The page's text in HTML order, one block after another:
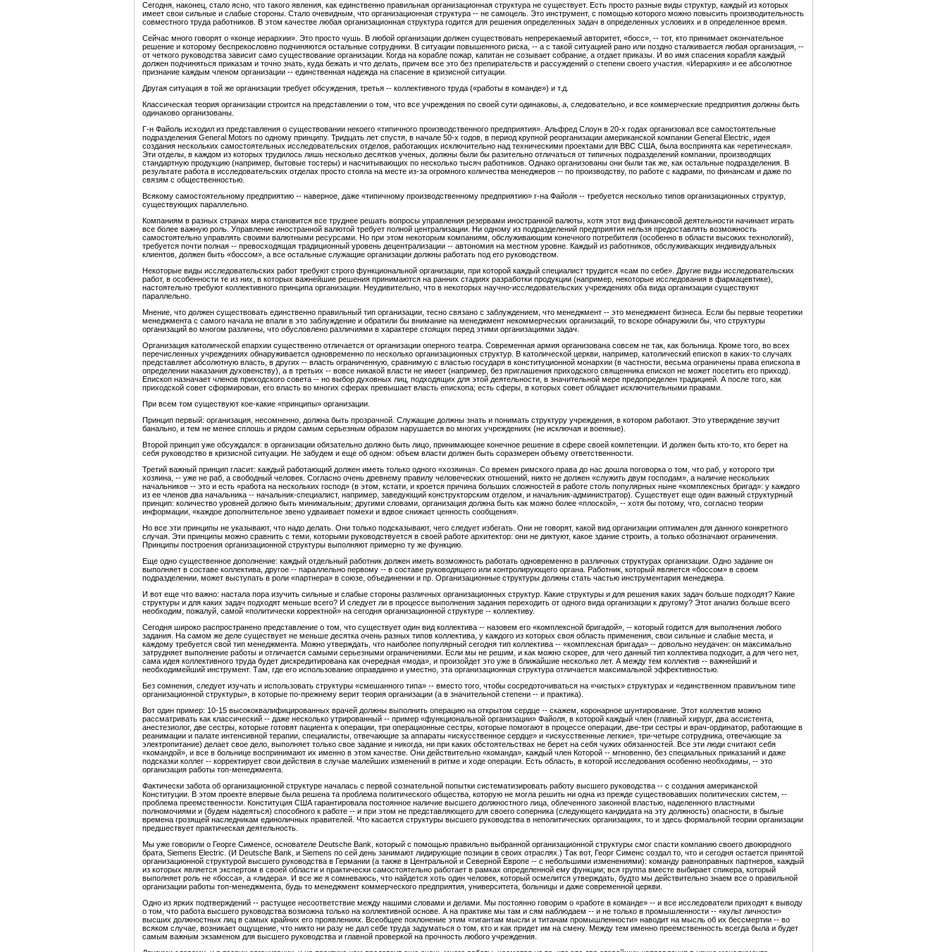
Сегодня, наконец, стало ясно, что такого явления, как единственно правильная организационная структура не существует. Есть просто разные виды структур, каждый из которых
имеет свои сильные и слабые стороны. Стало очевидным, что организационная структура -- не самоцель. Это инструмент, с помощью которого можно повысить производительность
совместного труда работников. В этом качестве любая организационная структура годится для решения определенных задач в определенных условиях и в определенное время.
Сейчас много говорят о «конце иерархии». Это просто чушь. В любой организации должен существовать непререкаемый авторитет, «босс», -- тот, кто принимает окончательное
решение и которому беспрекословно подчиняются остальные сотрудники. В ситуации повышенного риска, -- а с такой ситуацией рано или поздно сталкивается любая организация, --
от четкого руководства зависит само существование организации. Когда на корабле пожар, капитан не созывает собрание, а отдает приказы. И во имя спасения корабля каждый
должен подчиняться приказам и точно знать, куда бежать и что делать, причем все это без препирательств и рассуждений о степени своего участия. «Иерархия» и ее абсолютное
признание каждым членом организации -- единственная надежда на спасение в кризисной ситуации.
Другая ситуация в той же организации требует обсуждения, третья -- коллективного труда («работы в команде») и т.д.
Классическая теория организации строится на представлении о том, что все учреждения по своей сути одинаковы, а, следовательно, и все коммерческие предприятия должны быть
одинаково организованы.
Г-н Файоль исходил из представления о существовании некоего «типичного производственного предприятия». Альфред Слоун в 20-х годах организовал все самостоятельные
подразделения General Motors по одному принципу. Тридцать лет спустя, в начале 50-х годов, в период крупной реорганизации американской компании General Electric, идея
создания нескольких самостоятельных исследовательских отделов, работающих исключительно над техническими проектами для ВВС США, была воспринята как «еретическая».
Эти отделы, в каждом из которых трудилось лишь несколько десятков ученых, должны были бы разительно отличаться от типичных подразделений компании, производящих
стандартную продукцию (например, бытовые тостеры) и насчитывающих по несколько тысяч работников. Однако организованы они были так же, как остальные подразделения. В
результате работа в исследовательских отделах просто стояла на месте из-за огромного количества менеджеров -- по производству, по работе с кадрами, по финансам и даже по
связям с общественностью.
Всякому самостоятельному предприятию -- наверное, даже «типичному производственному предприятию» г-на Файоля -- требуется несколько типов организационных структур,
существующих параллельно.
Компаниям в разных странах мира становится все труднее решать вопросы управления резервами иностранной валюты, хотя этот вид финансовой деятельности начинает играть
все более важную роль. Управление иностранной валютой требует полной централизации. Ни одному из подразделений предприятия нельзя предоставлять возможность
самостоятельно управлять своими валютными ресурсами. Но при этом некоторым компаниям, обслуживающим конечного потребителя (особенно в области высоких технологий),
требуется почти полная -- превосходящая традиционный уровень децентрализации -- автономия на местном уровне. Каждый из работников, обслуживающих индивидуальных
клиентов, должен быть «боссом», а все остальные служащие организации должны работать под его руководством.
Некоторые виды исследовательских работ требуют строго функциональной организации, при которой каждый специалист трудится «сам по себе». Другие виды исследовательских
работ, в особенности те из них, в которых важнейшие решения принимаются на ранних стадиях разработки продукции (например, некоторые исследования в фармацевтике),
настоятельно требуют коллективного принципа организации. Неудивительно, что в некоторых научно-исследовательских учреждениях оба вида организации существуют
параллельно.
Мнение, что должен существовать единственно правильный тип организации, тесно связано с заблуждением, что менеджмент -- это менеджмент бизнеса. Если бы первые теоретики
менеджмента с самого начала не впали в это заблуждение и обратили бы внимание на менеджмент некоммерческих организаций, то вскоре обнаружили бы, что структуры
организаций во многом различны, что обусловлено различиями в характере стоящих перед этими организациями задач.
Организация католической епархии существенно отличается от организации оперного театра. Современная армия организована совсем не так, как больница. Кроме того, во всех
перечисленных учреждениях обнаруживается одновременно по несколько организационных структур. В католической церкви, например, католический епископ в каких-то случаях
представляет абсолютную власть, в других -- власть ограниченную, сравнимую с властью государя в конституционной монархии (в частности, весьма ограничены права епископа в
определении наказания духовенству), а в третьих -- вовсе никакой власти не имеет (например, без приглашения приходского священника епископ не может посетить его приход).
Епископ назначает членов приходского совета -- но выбор духовных лиц, подходящих для этой деятельности, в значительной мере предопределен традицией. А после того, как
приходской совет сформирован, его власть во многих сферах превышает власть епископа; есть сферы, в которых совет обладает исключительными правами.
При всем том существуют кое-какие «принципы» организации.
Принцип первый: организация, несомненно, должна быть прозрачной. Служащие должны знать и понимать структуру учреждения, в котором работают. Это утверждение звучит
банально, и тем не менее сплошь и рядом самым серьезным образом нарушается во многих учреждениях (не исключая и военные).
Второй принцип уже обсуждался: в организации обязательно должно быть лицо, принимающее конечное решение в сфере своей компетенции. И должен быть кто-то, кто берет на
себя руководство в кризисной ситуации. Не забудем и еще об одном: объем власти должен быть соразмерен объему ответственности.
Третий важный принцип гласит: каждый работающий должен иметь только одного «хозяина». Со времен римского права до нас дошла поговорка о том, что раб, у которого три
хозяина, -- уже не раб, а свободный человек. Согласно очень древнему правилу человеческих отношений, никто не должен «служить двум господам», а наличие нескольких
начальников -- это и есть «работа на нескольких господ» (в этом, кстати, и кроется причина больших сложностей в работе столь популярных ныне «комплексных бригад»: у каждого
из ее членов два начальника -- начальник-специалист, например, заведующий конструкторским отделом, и начальник-администратор). Существует еще один важный структурный
принцип: количество уровней должно быть минимальным; другими словами, организация должна быть как можно более «плоской», -- хотя бы потому, что, согласно теории
информации, «каждое дополнительное звено удваивает помехи и вдвое снижает ценность сообщения».
Но все эти принципы не указывают, что надо делать. Они только подсказывают, чего следует избегать. Они не говорят, какой вид организации оптимален для данного конкретного
случая. Эти принципы можно сравнить с теми, которыми руководствуется в своей работе архитектор: они не диктуют, какое здание строить, а только обозначают ограничения.
Принципы построения организационной структуры выполняют примерно ту же функцию.
Еще одно существенное дополнение: каждый отдельный работник должен иметь возможность работать одновременно в различных структурах организации. Одно задание он
выполняет в составе коллектива, другое -- параллельно первому -- в составе руководящего или контролирующего органа. Работник, который является «боссом» в своем
подразделении, может выступать в роли «партнера» в союзе, объединении и пр. Организационные структуры должны стать частью инструментария менеджера.
И вот еще что важно: настала пора изучить сильные и слабые стороны различных организационных структур. Какие структуры и для решения каких задач больше подходят? Какие
структуры и для каких задач подходят меньше всего? И следует ли в процессе выполнения задания переходить от одного вида организации к другому? Этот анализ больше всего
необходим, пожалуй, самой «политически корректной» на сегодня организационной структуре -- коллективу.
Сегодня широко распространено представление о том, что существует один вид коллектива -- назовем его «комплексной бригадой», -- который годится для выполнения любого
задания. На самом же деле существует не меньше десятка очень разных типов коллектива, у каждого из которых своя область применения, свои сильные и слабые места, и
каждому требуется свой тип менеджмента. Можно утверждать, что наиболее популярный сегодня тип коллектива -- «комплексная бригада» -- довольно неудачен: он максимально
затрудняет выполнение работы и отличается самыми серьезными ограничениями. Если мы не решим, и как можно скорее, для чего данный тип коллектива подходит, а для чего нет,
сама идея коллективного труда будет дискредитирована как очередная «мода», и произойдет это уже в ближайшие несколько лет. А между тем коллектив -- важнейший и
необходимейший инструмент. Там, где его использование оправданно и уместно, эта организационная структура отличается максимальной эффективностью.
Без сомнения, следует изучать и использовать структуры «смешанного типа» -- вместо того, чтобы сосредоточиваться на «чистых» структурах и «единственном правильном типе
организационной структуры», в которые по-прежнему верит теория организации (а в значительной степени -- и практика).
Вот один пример: 10-15 высококвалифицированных врачей должны выполнить операцию на открытом сердце -- скажем, коронарное шунтирование. Этот коллектив можно
рассматривать как классический -- даже несколько утрированный -- пример «функциональной организации» Файоля, в которой каждый член (главный хирург, два ассистента,
анестезиолог, две сестры, которые готовят пациента к операции, три операционные сестры, которые помогают в процессе операции, две-три сестры и врач-ординатор, работающие в
реанимации и палате интенсивной терапии, специалисты, отвечающие за аппараты «искусственное сердце» и «искусственные легкие», три-четыре сотрудника, отвечающие за
электропитание) делает свое дело, выполняет только свое задание и никогда, ни при каких обстоятельствах не берет на себя чужих обязанностей. Все эти люди считают себя
«командой», и все в больнице воспринимают их именно в этом качестве. Они действительно «команда», каждый член Которой -- мгновенно, без специальных приказаний и даже
подсказки коллег -- корректирует свои действия в случае малейших изменений в ритме и ходе операции. Есть область, в которой исследования особенно необходимы, -- это
организация работы топ-менеджмента.
Фактически забота об организационной структуре началась с первой сознательной попытки систематизировать работу высшего руководства -- с создания американской
Конституции. В этом проекте впервые была решена та проблема политического общества, которую не могла решить ни одна из прежде существовавших политических систем, --
проблема преемственности. Конституция США гарантировала постоянное наличие высшего должностного лица, облеченного законной властью, наделенного властными
полномочиями и (будем надеяться) способного к работе -- и при этом не представляющего для своего соперника (следующего кандидата на эту должность) опасности, в былые
времена грозящей наследникам единоличных правителей. Что касается структуры высшего руководства в неполитических организациях, то и здесь формальной теории организации
предшествует практическая деятельность.
Мы уже говорили о Георге Сименсе, основателе Deutsche Bank, который с помощью правильно выбранной организационной структуры смог спасти компанию своего двоюродного
брата, Siemens Electric. (И Deutsche Bank, и Siemens по сей день занимают лидирующие позиции в своих отраслях.) Так вот, Георг Сименс создал то, что и сегодня остается принятой
организационной структурой высшего руководства в Германии (а также в Центральной и Северной Европе -- с небольшими изменениями): команду равноправных партнеров, каждый
из которых является экспертом в своей области и практически самостоятельно работает в рамках определенной ему функции; вся группа вместе выбирает спикера, который
выполняет роль не «босса», а «лидера». И все же я сомневаюсь, что найдется хоть один человек, который осмелится утверждать, будто мы действительно знаем все о правильной
организации работы топ-менеджмента, будь то менеджмент коммерческого предприятия, университета, больницы и даже современной церкви.
Одно из ярких подтверждений -- растущее несоответствие между нашими словами и делами. Мы постоянно говорим о «работе в команде» -- и все исследователи приходят к выводу
о том, что работа высшего руководства возможна только на коллективной основе. А на практике мы там и сям наблюдаем -- и не только в промышленности -- «культ личности»
высших должностных лиц в самых крайних его проявлениях. Всеобщее поклонение этим «гигантам мысли и титанам промышленности» наводит на мысль об их бессмертии -- во
всяком случае, возникает ощущение, что никто ни разу не дал себе труда задуматься о том, кто и как придет им на смену. Между тем именно преемственность всегда была и будет
самым важным экзаменом для высшего руководства и главной проверкой на прочность любого учреждения.